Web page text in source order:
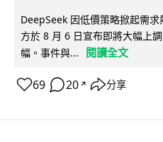
DeepSeek 因低價策略掀起需
方於 8 月 6 日宣布即將大幅上
幅。事件與...
閱讀全文
69 20 ↗ 分享